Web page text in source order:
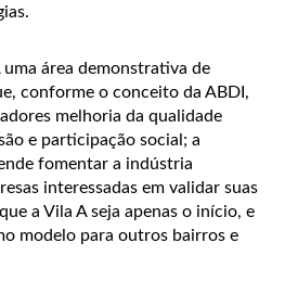
área demonstrativa de
conforme o conceito da ABDI,
melhoria da qualidade
e participação social; a
fomentar a indústria
interessadas em validar suas
a Vila A seja apenas o início, e
modelo para outros bairros e